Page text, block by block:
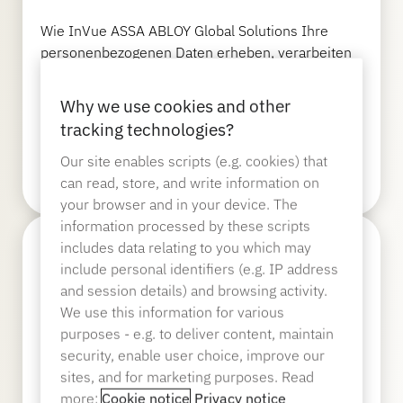
Zugangskontrolle
Verkaufsstelle
Vernetzter Laden
Hypermarkt & Lebensmittelgeschäft
Mobilfunkanbieter
Gesundheit & Schönheit
LIVE Schlösser
Sicherheit der Warenauslage
Sicherheit von Hängewaren
Intelligente Schlösser
Karriere bei InVue
Geschäftspartner
Unternehmenspartnerschaften
Leitfäden
Technische Daten
Fallstudien
Wie InVue ASSA ABLOY Global Solutions Ihre
personenbezogenen Daten erheben, verarbeiten
kontaktieren können.
Datenschutzerklärung
Liste der Partner
Hier finden Sie unsere Partner weltweit innerhalb
von ASSA ABLOY Global Solutions.
Why we use cookies and other
tracking technologies?
Our site enables scripts (e.g. cookies) that
can read, store, and write information on
your browser and in your device. The
information processed by these scripts
includes data relating to you which may
include personal identifiers (e.g. IP address
and session details) and browsing activity.
We use this information for various
purposes - e.g. to deliver content, maintain
security, enable user choice, improve our
sites, and for marketing purposes. Read
more: Cookie notice Privacy notice